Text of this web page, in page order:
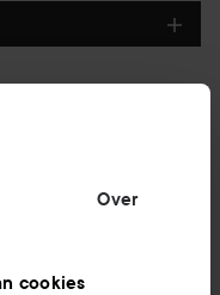
Over
cookies